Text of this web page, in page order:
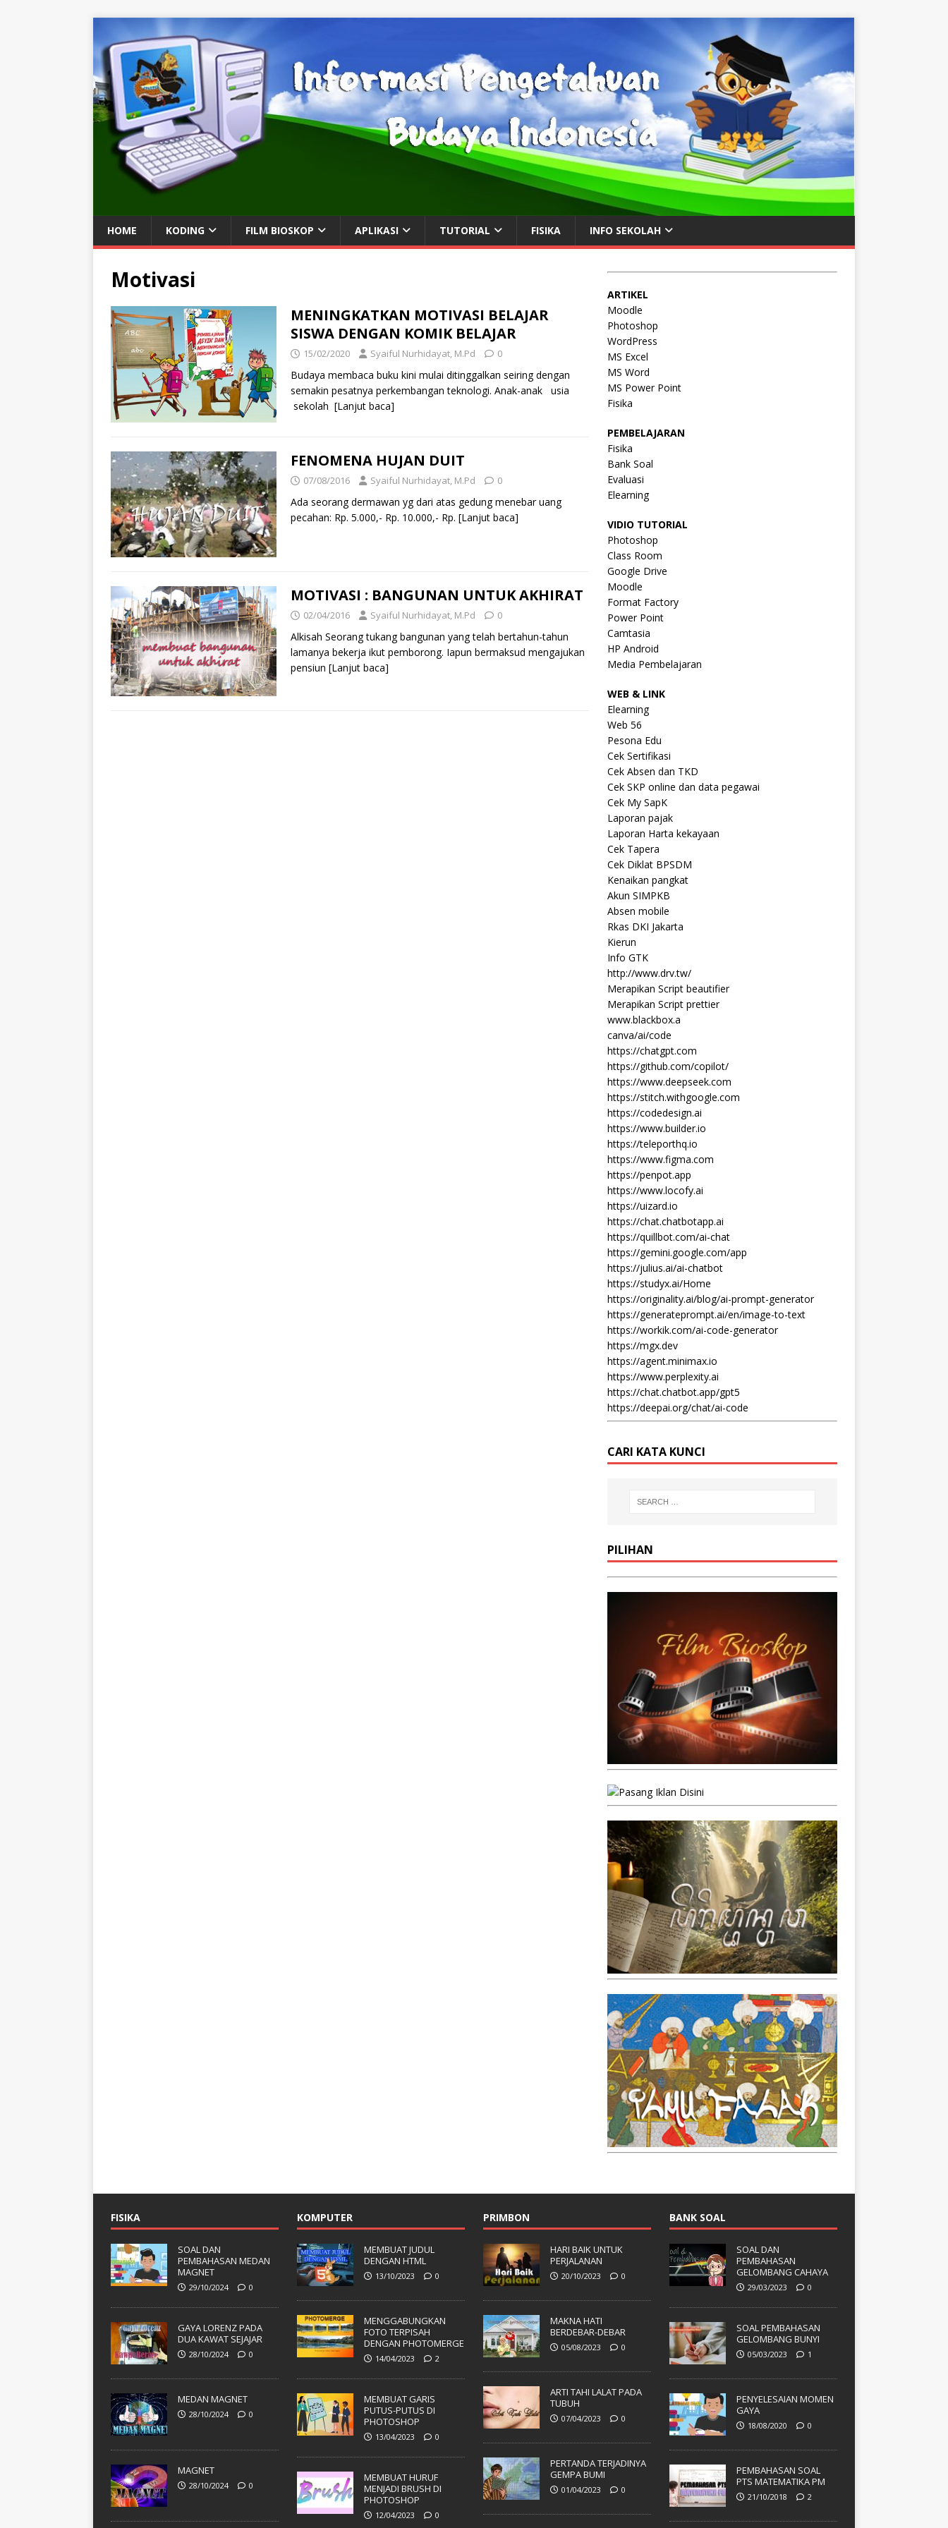
HOME KODING FILM BIOSKOP APLIKASI TUTORIAL FISIKA INFO SEKOLAH
Motivasi
MENINGKATKAN MOTIVASI BELAJAR
SISWA DENGAN KOMIK BELAJAR
15/02/2020 Syaiful Nurhidayat, M.Pd 0
Budaya membaca buku kini mulai ditinggalkan seiring dengan
semakin pesatnya perkembangan teknologi. Anak-anak usia
sekolah [Lanjut baca]
FENOMENA HUJAN DUIT
07/08/2016 Syaiful Nurhidayat, M.Pd 0
Ada seorang dermawan yg dari atas gedung menebar uang
pecahan: Rp. 5.000,- Rp. 10.000,- Rp. [Lanjut baca]
MOTIVASI : BANGUNAN UNTUK AKHIRAT
02/04/2016 Syaiful Nurhidayat, M.Pd 0
Alkisah Seorang tukang bangunan yang telah bertahun-tahun
lamanya bekerja ikut pemborong. Iapun bermaksud mengajukan
pensiun [Lanjut baca]
ARTIKEL
Moodle
Photoshop
WordPress
MS Excel
MS Word
MS Power Point
Fisika
PEMBELAJARAN
Fisika
Bank Soal
Evaluasi
Elearning
VIDIO TUTORIAL
Photoshop
Class Room
Google Drive
Moodle
Format Factory
Power Point
Camtasia
HP Android
Media Pembelajaran
WEB & LINK
Elearning
Web 56
Pesona Edu
Cek Sertifikasi
Cek Absen dan TKD
Cek SKP online dan data pegawai
Cek My SapK
Laporan pajak
Laporan Harta kekayaan
Cek Tapera
Cek Diklat BPSDM
Kenaikan pangkat
Akun SIMPKB
Absen mobile
Rkas DKI Jakarta
Kierun
Info GTK
http://www.drv.tw/
Merapikan Script beautifier
Merapikan Script prettier
www.blackbox.a
canva/ai/code
https://chatgpt.com
https://github.com/copilot/
https://www.deepseek.com
https://stitch.withgoogle.com
https://codedesign.ai
https://www.builder.io
https://teleporthq.io
https://www.figma.com
https://penpot.app
https://www.locofy.ai
https://uizard.io
https://chat.chatbotapp.ai
https://quillbot.com/ai-chat
https://gemini.google.com/app
https://julius.ai/ai-chatbot
https://studyx.ai/Home
https://originality.ai/blog/ai-prompt-generator
https://generateprompt.ai/en/image-to-text
https://workik.com/ai-code-generator
https://mgx.dev
https://agent.minimax.io
https://www.perplexity.ai
https://chat.chatbot.app/gpt5
https://deepai.org/chat/ai-code
CARI KATA KUNCI
PILIHAN
FISIKA
SOAL DAN
PEMBAHASAN MEDAN
MAGNET
29/10/2024 0
GAYA LORENZ PADA
DUA KAWAT SEJAJAR
28/10/2024 0
MEDAN MAGNET
28/10/2024 0
MAGNET
28/10/2024 0
KOMPUTER
MEMBUAT JUDUL
DENGAN HTML
13/10/2023 0
MENGGABUNGKAN
FOTO TERPISAH
DENGAN PHOTOMERGE
14/04/2023 2
MEMBUAT GARIS
PUTUS-PUTUS DI
PHOTOSHOP
13/04/2023 0
MEMBUAT HURUF
MENJADI BRUSH DI
PHOTOSHOP
12/04/2023 0
PRIMBON
HARI BAIK UNTUK
PERJALANAN
20/10/2023 0
MAKNA HATI
BERDEBAR-DEBAR
05/08/2023 0
ARTI TAHI LALAT PADA
TUBUH
07/04/2023 0
PERTANDA TERJADINYA
GEMPA BUMI
01/04/2023 0
BANK SOAL
SOAL DAN
PEMBAHASAN
GELOMBANG CAHAYA
29/03/2023 0
SOAL PEMBAHASAN
GELOMBANG BUNYI
05/03/2023 1
PENYELESAIAN MOMEN
GAYA
18/08/2020 0
PEMBAHASAN SOAL
PTS MATEMATIKA PM
21/10/2018 2